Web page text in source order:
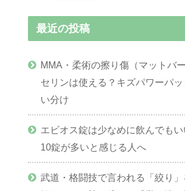
最近の投稿
MMA・柔術の擦り傷（マットバ
セリンは使える？キズパワーパ
い分け
エビオス錠は少なめに飲んでもい
10錠が多いと感じる人へ
武道・格闘技で言われる「絞り